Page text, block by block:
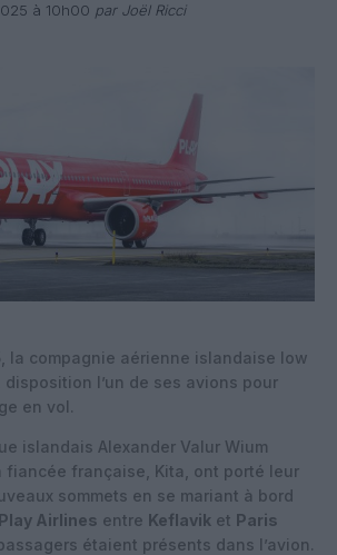
à 10h00 par Joël Ricci
la compagnie aérienne islandaise low
disposition l’un de ses avions pour
en vol.
islandais Alexander Valur Wium
fiancée française, Kita, ont porté leur
sommets en se mariant à bord
Play Airlines entre Keflavik et Paris
étaient présents dans l’avion.